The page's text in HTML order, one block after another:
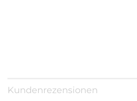
Kundenrezensionen